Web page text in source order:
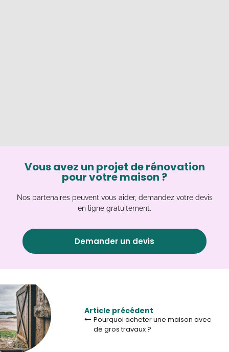
Vous avez un projet de rénovation
pour votre maison ?
Nos partenaires peuvent vous aider, demandez votre devis
en ligne gratuitement.
Demander un devis
Article précédent
Pourquoi acheter une maison avec
de gros travaux ?